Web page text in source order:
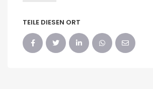
TEILE DIESEN ORT